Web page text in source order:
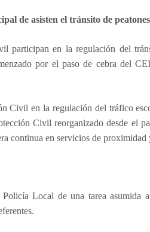
de asisten el tránsito de
participan en la regulación del
por el paso de cebra del
Civil en la regulación del tráfico
Civil reorganizado desde el
continua en servicios de proximidad
Local de una tarea asumida